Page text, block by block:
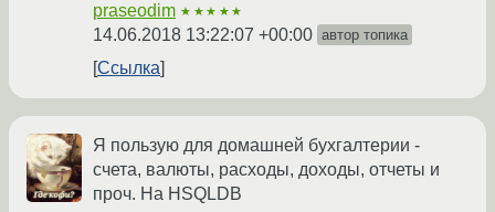
praseodim ★★★★★
14.06.2018 13:22:07 +00:00 автор топика
Ссылка
Я пользую для домашней бухгалтерии -
счета, валюты, расходы, доходы, отчеты и
проч. На HSQLDB